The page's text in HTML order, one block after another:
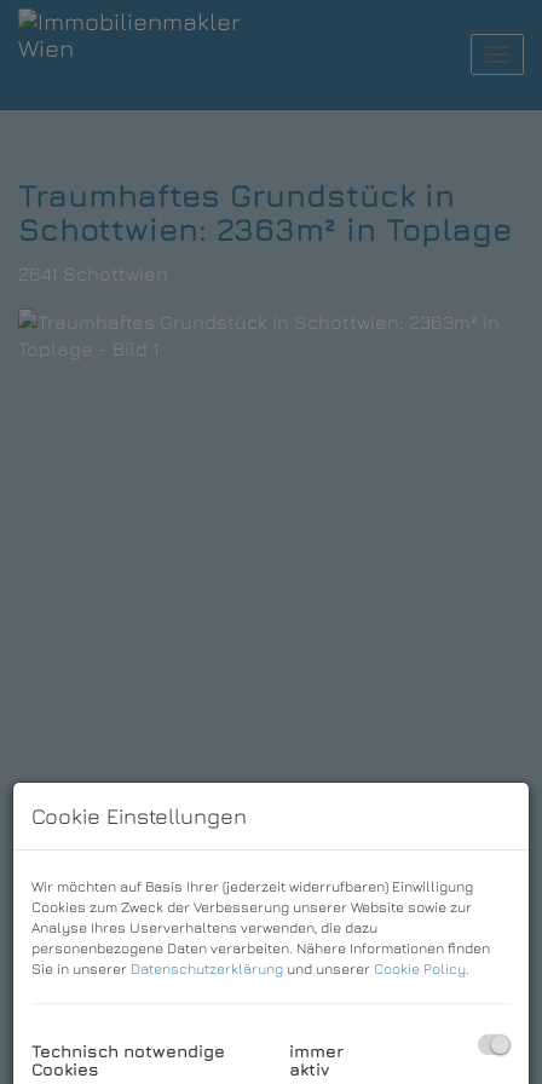
Traumhaftes Grundstück in
Schottwien: 2363m² in Toplage
2641 Schottwien
Download Expose
Basisdaten zur Immobilie
Cookie Einstellungen
Wir möchten auf Basis Ihrer (jederzeit widerrufbaren) Einwilligung
Cookies zum Zweck der Verbesserung unserer Website sowie zur
Analyse Ihres Userverhaltens verwenden, die dazu
personenbezogene Daten verarbeiten. Nähere Informationen finden
Sie in unserer Datenschutzerklärung und unserer Cookie Policy.
Technisch notwendige
Cookies
immer
aktiv